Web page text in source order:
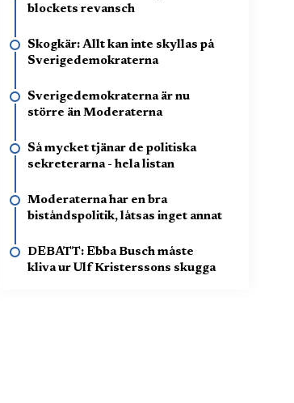
blockets revansch
Skogkär: Allt kan inte skyllas på
Sverigedemokraterna
Sverigedemokraterna är nu
större än Moderaterna
Så mycket tjänar de politiska
sekreterarna - hela listan
Moderaterna har en bra
biståndspolitik, låtsas inget annat
DEBATT: Ebba Busch måste
kliva ur Ulf Kristerssons skugga